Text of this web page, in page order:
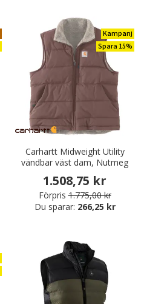
Kampanj
Spara 15%
Carhartt Midweight Utility
vändbar väst dam, Nutmeg
1.508,75 kr
Förpris 1.775,00 kr
Du sparar: 266,25 kr